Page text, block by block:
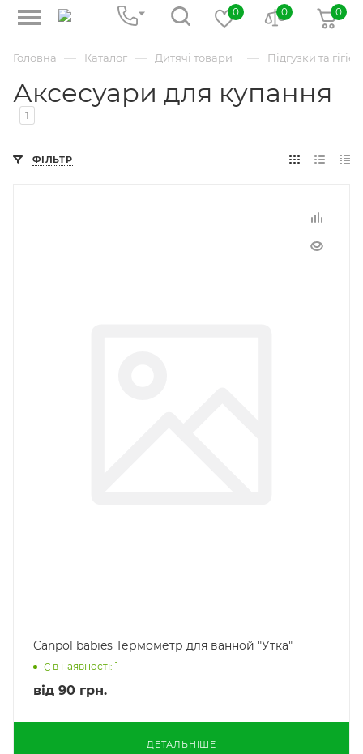
0
0 0
Головна — Каталог — Дитячі товари — Підгузки та
Аксесуари для купання
1
ФІЛЬТР
Canpol babies Термометр для ванной "Утка"
Є в наявності: 1
від 90 грн.
ДЕТАЛЬНІШЕ